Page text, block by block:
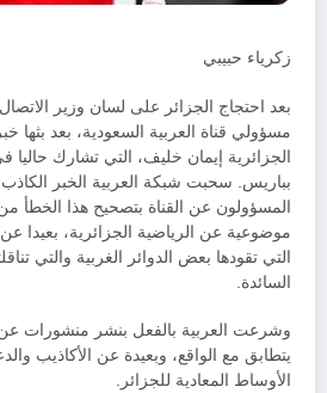
زكرياء حبيبي
بعد احتجاج الجزائر على لسان وزير
مسؤولي قناة العربية السعودية، بعد بثها
الجزائرية إيمان خليف، التي تشارك حاليا
بباريس. سحبت شبكة العربية الخبر
المسؤولون عن القناة بتصحيح هذا الخطأ
موضوعية عن الرياضية الجزائرية، بعيدا
التي تقودها بعض الدوائر الغربية والتي
السائدة.
وشرعت العربية بالفعل بنشر منشورات
يتطابق مع الواقع، وبعيدة عن الأكاذيب
الأوساط المعادية للجزائر.